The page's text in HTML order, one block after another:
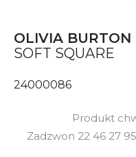
OLIVIA BURTON
SOFT SQUARE
24000086
Produkt
Zadzwon 22 46 27